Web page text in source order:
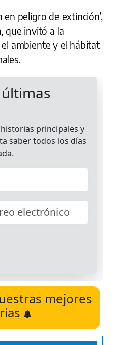
peligro de extinción’,
que invitó a la
ambiente y el hábitat
mejores